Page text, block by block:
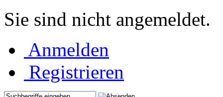
Sie sind nicht angemeldet.
Anmelden
Registrieren